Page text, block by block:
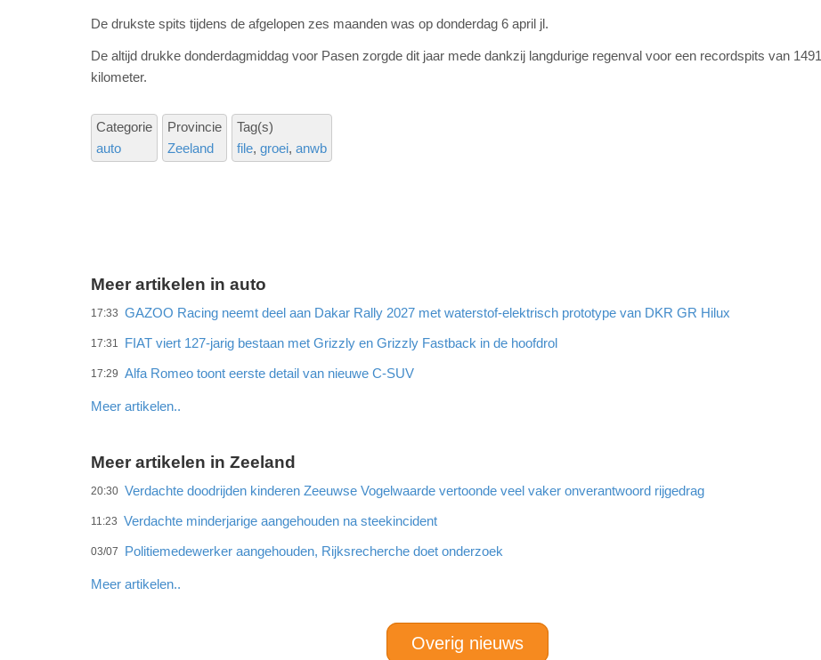
De drukste spits tijdens de afgelopen zes maanden was op donderdag 6 april jl.
De altijd drukke donderdagmiddag voor Pasen zorgde dit jaar mede dankzij langdurige regenval voor een recordspits van 1491
kilometer.
Categorie
auto
Provincie
Zeeland
Tag(s)
file groei anwb
Meer artikelen in auto
17:33 GAZOO Racing neemt deel aan Dakar Rally 2027 met waterstof-elektrisch prototype van DKR GR Hilux
17:31 FIAT viert 127-jarig bestaan met Grizzly en Grizzly Fastback in de hoofdrol
17:29 Alfa Romeo toont eerste detail van nieuwe C-SUV
Meer artikelen..
Meer artikelen in Zeeland
20:30 Verdachte doodrijden kinderen Zeeuwse Vogelwaarde vertoonde veel vaker onverantwoord rijgedrag
11:23 Verdachte minderjarige aangehouden na steekincident
03/07 Politiemedewerker aangehouden, Rijksrecherche doet onderzoek
Meer artikelen..
Overig nieuws